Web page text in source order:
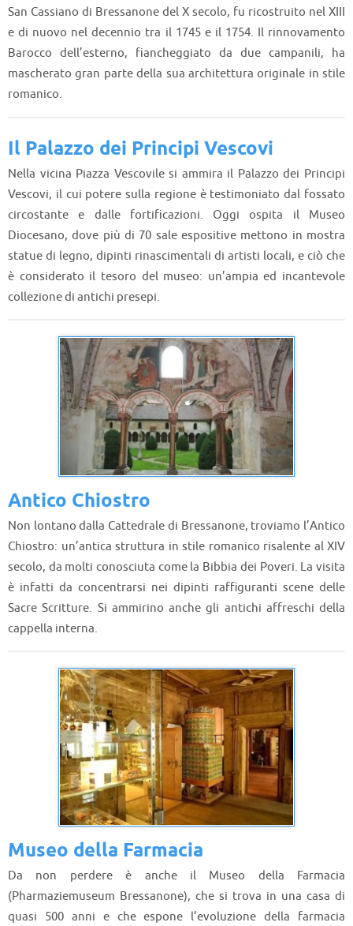
San Cassiano di Bressanone del X secolo, fu ricostruito nel XIII
e di nuovo nel decennio tra il 1745 e il 1754. Il rinnovamento
Barocco dell’esterno, fiancheggiato da due campanili, ha
mascherato gran parte della sua architettura originale in stile
romanico.
Il Palazzo dei Principi Vescovi
Nella vicina Piazza Vescovile si ammira il Palazzo dei Principi
Vescovi, il cui potere sulla regione è testimoniato dal fossato
circostante e dalle fortificazioni. Oggi ospita il Museo
Diocesano, dove più di 70 sale espositive mettono in mostra
statue di legno, dipinti rinascimentali di artisti locali, e ciò che
è considerato il tesoro del museo: un’ampia ed incantevole
collezione di antichi presepi.
Antico Chiostro
Non lontano dalla Cattedrale di Bressanone, troviamo l’Antico
Chiostro: un’antica struttura in stile romanico risalente al XIV
secolo, da molti conosciuta come la Bibbia dei Poveri. La visita
è infatti da concentrarsi nei dipinti raffiguranti scene delle
Sacre Scritture. Si ammirino anche gli antichi affreschi della
cappella interna.
Museo della Farmacia
Da non perdere è anche il Museo della Farmacia
(Pharmaziemuseum Bressanone), che si trova in una casa di
quasi 500 anni e che espone l’evoluzione della farmacia